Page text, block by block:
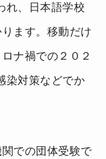
れ、日本語学校
ます。移動だけ
ナ禍での２０２
染対策などでか
での団体受験で